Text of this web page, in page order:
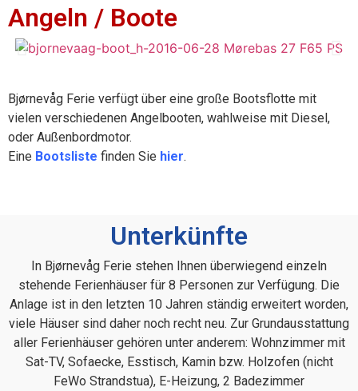
Angeln / Boote
Bjørnevåg Ferie verfügt über eine große Bootsflotte mit
vielen verschiedenen Angelbooten, wahlweise mit Diesel,
oder Außenbordmotor.
Eine Bootsliste finden Sie hier.
Unterkünfte
In Bjørnevåg Ferie stehen Ihnen überwiegend einzeln
stehende Ferienhäuser für 8 Personen zur Verfügung. Die
Anlage ist in den letzten 10 Jahren ständig erweitert worden,
viele Häuser sind daher noch recht neu. Zur Grundausstattung
aller Ferienhäuser gehören unter anderem: Wohnzimmer mit
Sat-TV, Sofaecke, Esstisch, Kamin bzw. Holzofen (nicht
FeWo Strandstua), E-Heizung, 2 Badezimmer